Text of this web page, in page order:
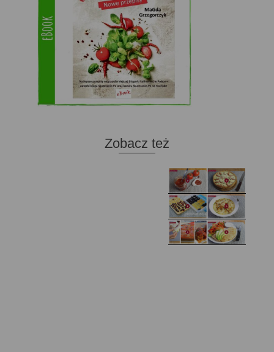
Zobacz też
Domowy ketchup (bez
cukru)
Tarta francuska z
cebulą i pomidorem
Domowe żelki
Zupa kurkowa z
selerem i pietruszką